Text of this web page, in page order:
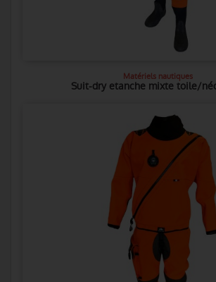
Matériels nautiques
Suit-dry etanche mixte toile/